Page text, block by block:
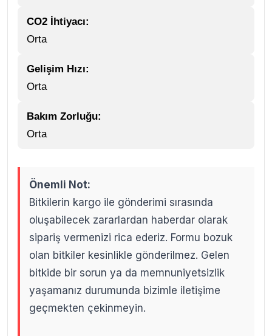
CO2 İhtiyacı:
Orta
Gelişim Hızı:
Orta
Bakım Zorluğu:
Orta
Önemli Not:
Bitkilerin kargo ile gönderimi sırasında
oluşabilecek zararlardan haberdar olarak
sipariş vermenizi rica ederiz. Formu bozuk
olan bitkiler kesinlikle gönderilmez. Gelen
bitkide bir sorun ya da memnuniyetsizlik
yaşamanız durumunda bizimle iletişime
geçmekten çekinmeyin.